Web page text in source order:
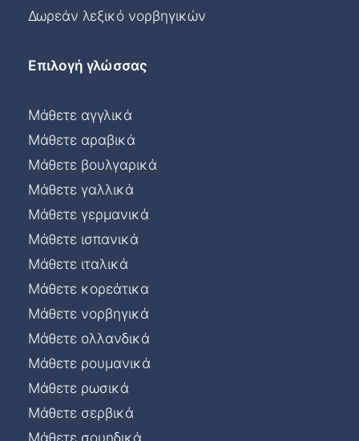
Δωρεάν λεξικό νορβηγικών
Επιλογή γλώσσας
Μάθετε αγγλικά
Μάθετε αραβικά
Μάθετε βουλγαρικά
Μάθετε γαλλικά
Μάθετε γερμανικά
Μάθετε ισπανικά
Μάθετε ιταλικά
Μάθετε κορεάτικα
Μάθετε νορβηγικά
Μάθετε ολλανδικά
Μάθετε ρουμανικά
Μάθετε ρωσικά
Μάθετε σερβικά
Μάθετε σουηδικά